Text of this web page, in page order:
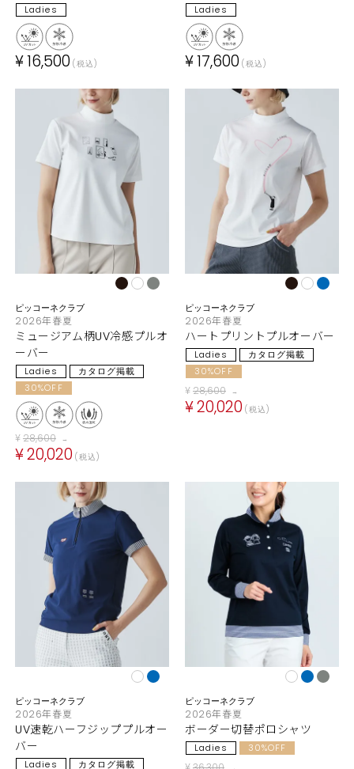
Ladies
¥16,500 税込
Ladies
¥17,600 税込
ピッコーネクラブ
2026年春夏
ミュージアム柄UV冷感プルオ
ーバー
Ladies
カタログ掲載
30%OFF
¥28,600 →
¥20,020 税込
ピッコーネクラブ
2026年春夏
ハートプリントプルオーバー
Ladies
カタログ掲載
30%OFF
¥28,600 →
¥20,020 税込
ピッコーネクラブ
2026年春夏
UV速乾ハーフジッププルオー
バー
Ladies カタログ掲載
ピッコーネクラブ
2026年春夏
ボーダー切替ポロシャツ
Ladies 30%OFF